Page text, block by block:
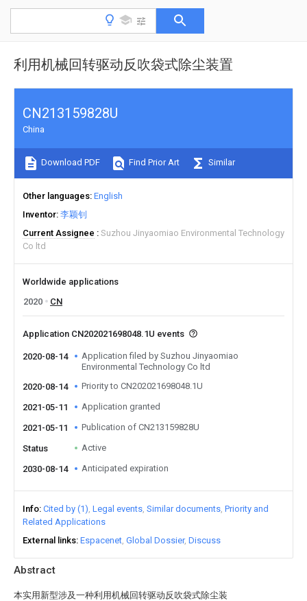
利用机械回转驱动反吹袋式除尘装置
Abstract
本实用新型涉及一种利用机械回转驱动反吹袋式除尘装
CN213159828U
China
Download PDF Find Prior Art Similar
Other languages English
Inventor 李颖钊
Current Assignee
Suzhou Jinyaomiao Environmental Technology
Co ltd
Worldwide applications
2020
CN
Application CN202021698048.1U events
2020-08-14
Application filed by Suzhou Jinyaomiao
Environmental Technology Co ltd
2020-08-14
Priority to CN202021698048.1U
2021-05-11 Application granted
2021-05-11 Publication of CN213159828U
Status Active
2030-08-14 Anticipated expiration
Info Cited by (1) Legal events Similar documents Priority and
Related Applications
External links Espacenet Global Dossier Discuss